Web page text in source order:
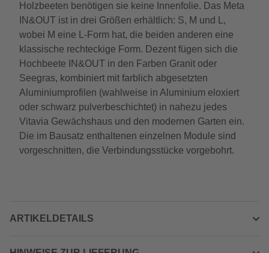
Holzbeeten benötigen sie keine Innenfolie. Das Meta
IN&OUT ist in drei Größen erhältlich: S, M und L,
wobei M eine L-Form hat, die beiden anderen eine
klassische rechteckige Form. Dezent fügen sich die
Hochbeete IN&OUT in den Farben Granit oder
Seegras, kombiniert mit farblich abgesetzten
Aluminiumprofilen (wahlweise in Aluminium eloxiert
oder schwarz pulverbeschichtet) in nahezu jedes
Vitavia Gewächshaus und den modernen Garten ein.
Die im Bausatz enthaltenen einzelnen Module sind
vorgeschnitten, die Verbindungsstücke vorgebohrt.
ARTIKELDETAILS